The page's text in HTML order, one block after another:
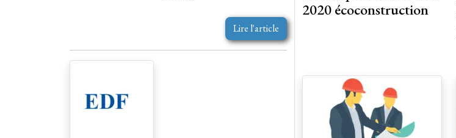
Lire l'article
2020 écoconstruction